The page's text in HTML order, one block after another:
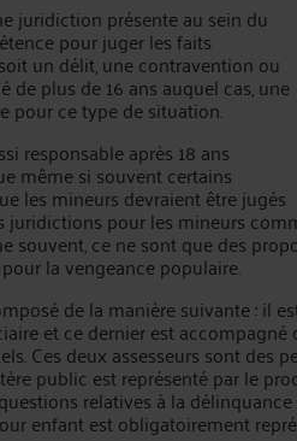
juridiction présente au sein du
pour juger les faits
un délit, une contravention ou
de plus de 16 ans auquel cas, une
pour ce type de situation.
responsable après 18 ans
même si souvent certains
les mineurs devraient être jugés
juridictions pour les mineurs
souvent, ce ne sont que des
la vengeance populaire.
de la manière suivante : il
et ce dernier est accompagné
Ces deux assesseurs sont des
public est représenté par le
relatives à la
enfant est obligatoirement